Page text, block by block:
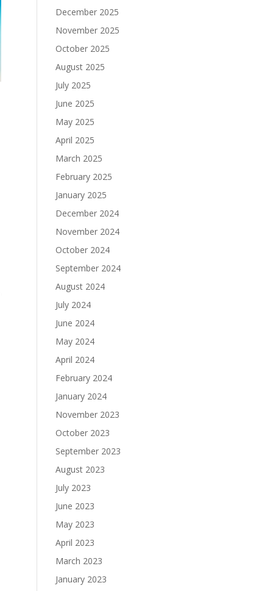
December 2025
November 2025
October 2025
August 2025
July 2025
June 2025
May 2025
April 2025
March 2025
February 2025
January 2025
December 2024
November 2024
October 2024
September 2024
August 2024
July 2024
June 2024
May 2024
April 2024
February 2024
January 2024
November 2023
October 2023
September 2023
August 2023
July 2023
June 2023
May 2023
April 2023
March 2023
January 2023